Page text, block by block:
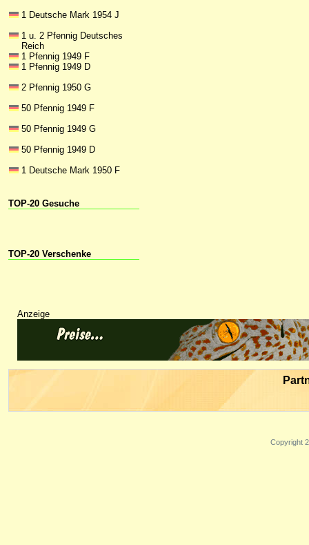
1 Deutsche Mark 1954 J
1 u. 2 Pfennig Deutsches
Reich
1 Pfennig 1949 F
1 Pfennig 1949 D
2 Pfennig 1950 G
50 Pfennig 1949 F
50 Pfennig 1949 G
50 Pfennig 1949 D
1 Deutsche Mark 1950 F
TOP-20 Gesuche
TOP-20 Verschenke
Anzeige
Copyright